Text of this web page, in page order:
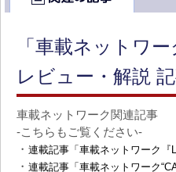
「車載ネットワ
レビュー・解説
車載ネットワーク関連記事
-こちらもご覧ください-
・ 連載記事「車載ネットワーク
・ 連載記事「車載ネットワーク